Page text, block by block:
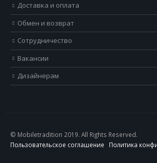
Доставка и оплата
Обмен и возврат
Сотрудничество
Вакансии
Дизайнерам
© Mobiletradition 2019. All Rights Reserved.
Пользовательское соглашение
Политика